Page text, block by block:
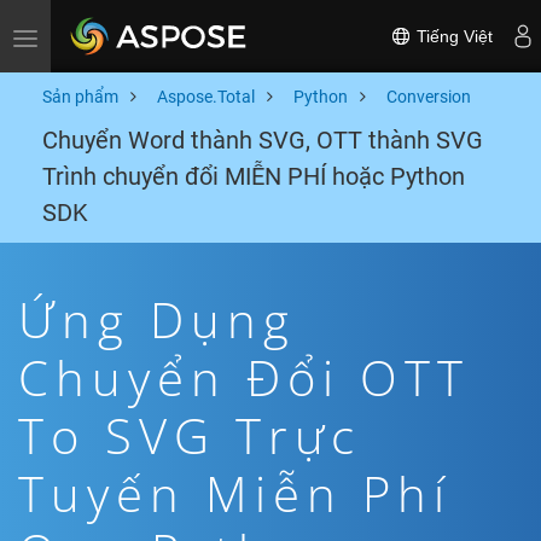
Toggle navigation Tiếng Việt
Sản phẩm Aspose.Total Python Conversion
Chuyển Word thành SVG, OTT thành SVG
Trình chuyển đổi MIỄN PHÍ hoặc Python
SDK
Ứng Dụng
Chuyển Đổi OTT
To SVG Trực
Tuyến Miễn Phí